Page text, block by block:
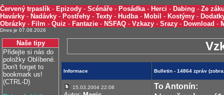
Červený trpaslík - Epizody - Scénáře - Posádka- Herci - Dabing - Ze
Havárky - Nadávky - Postřehy - Texty - Hudba- Mobil - Kostýmy -
Obrázky - Film - Quiz - Fantazie - NSFAQ - Vzkazy - Srazy - Download -
Dnes je 07.08.2026
Naše tipy
Přidejte si nás do
položky Oblíbené.
Don't forget to
bookmark us!
(CTRL-D)
Informace Bulletin - 14864 zpráv
15.03.2004 22:08 To Antonín: